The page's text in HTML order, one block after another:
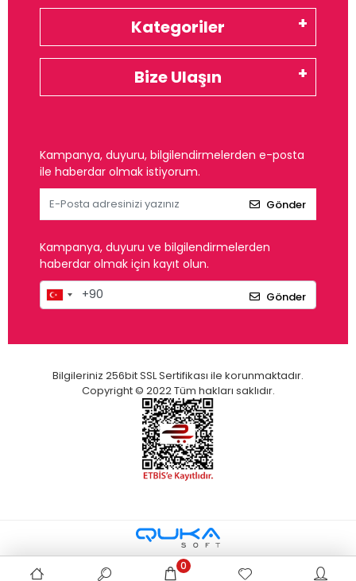
Kategoriler
Bize Ulaşın
Kampanya, duyuru, bilgilendirmelerden e-posta
ile haberdar olmak istiyorum.
Gönder
Kampanya, duyuru ve bilgilendirmelerden
haberdar olmak için kayıt olun.
Gönder
Bilgileriniz 256bit SSL Sertifikası ile korunmaktadır.
Copyright © 2022 Tüm hakları saklıdır.
0